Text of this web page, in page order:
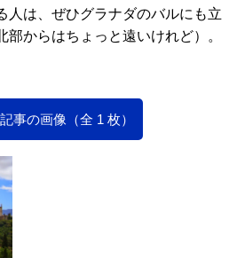
人は、ぜひグラナダのバルにも立
部からはちょっと遠いけれど）。
事の画像（全 1 枚）